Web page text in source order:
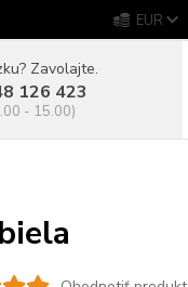
EUR
Zavolajte.
126 423
- 15.00)